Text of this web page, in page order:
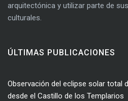
arquitectónica y utilizar parte de
culturales.
ÚLTIMAS PUBLICACIONES
Observación del eclipse solar total
desde el Castillo de los Templarios